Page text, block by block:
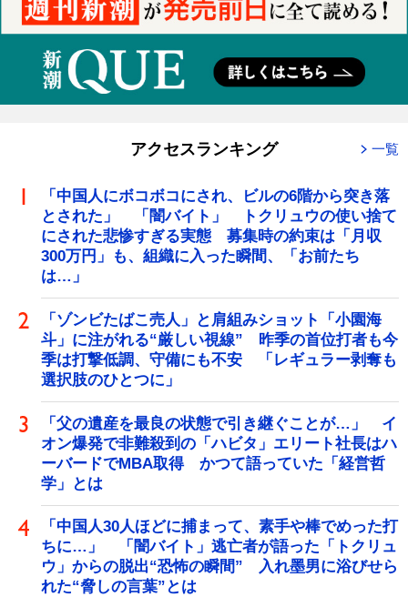
アクセスランキング 一覧
「中国人にボコボコにされ、ビルの6階から突き落
とされた」 「闇バイト」 トクリュウの使い捨て
にされた悲惨すぎる実態 募集時の約束は「月収
300万円」も、組織に入った瞬間、「お前たち
は…」
「ゾンビたばこ売人」と肩組みショット「小園海
斗」に注がれる“厳しい視線” 昨季の首位打者も今
季は打撃低調、守備にも不安 「レギュラー剥奪も
選択肢のひとつに」
「父の遺産を最良の状態で引き継ぐことが…」 イ
オン爆発で非難殺到の「ハビタ」エリート社長はハ
ーバードでMBA取得 かつて語っていた「経営哲
学」とは
「中国人30人ほどに捕まって、素手や棒でめった打
ちに…」 「闇バイト」逃亡者が語った「トクリュ
ウ」からの脱出“恐怖の瞬間” 入れ墨男に浴びせら
れた“脅しの言葉”とは